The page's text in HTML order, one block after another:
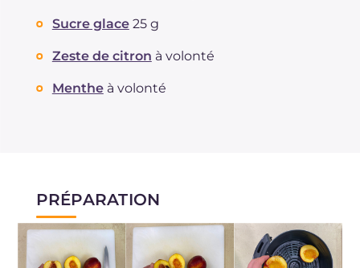
Sucre glace 25 g
Zeste de citron à volonté
Menthe à volonté
PRÉPARATION